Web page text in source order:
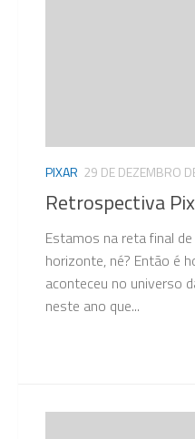
PIXAR 29 DE DEZEMBRO
Retrospectiva
Estamos na reta final
horizonte, né? Então é
aconteceu no universo
neste ano que...